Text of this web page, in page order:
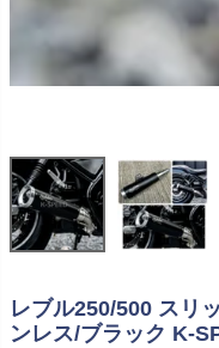
レブル250/500 スリ
ンレス/ブラック K-